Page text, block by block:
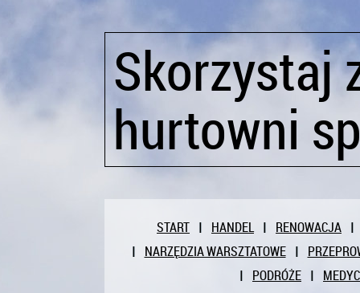
Skorzystaj
hurtowni
START HANDEL
RENOWACJA
NARZĘDZIA WARSZTATOWE
PODRÓŻE